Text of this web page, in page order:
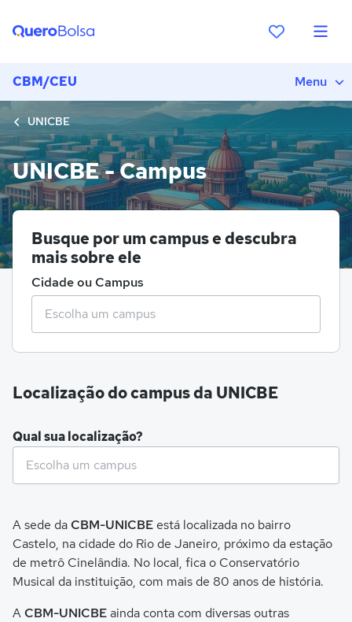
CBM/CEU Menu
UNICBE
UNICBE - Campus
Busque por um campus e descubra
mais sobre ele
Cidade ou Campus
Localização do campus da UNICBE
Qual sua localização?
A sede daCBM-UNICBEestá localizada no bairro
Castelo, na cidade do Rio de Janeiro, próximo da estação
de metrô Cinelândia. No local, fica o Conservatório
Musical da instituição, com mais de 80 anos de história.
ACBM-UNICBEainda conta com diversas outras